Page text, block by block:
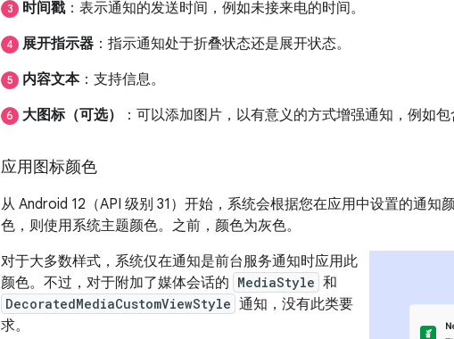
3 时间戳：表示通知的发送时间，例如未接来电的时间。
4 展开指示器 ：指示通知处于折叠状态还是展开状态。
5 内容文本：支持信息。
6 大图标（可选） ：可以添加图片，以有意义的方式增强通知，例如包
应用图标颜色
从 Android 12（API 级别 31）开始，系统会根据您在应用中设置的通知
色，则使用系统主题颜色。之前，颜色为灰色。
对于大多数样式，系统仅在通知是前台服务通知时应用此
颜色。不过，对于附加了媒体会话的 MediaStyle 和
DecoratedMediaCustomViewStyle 通知，没有此类要
求。